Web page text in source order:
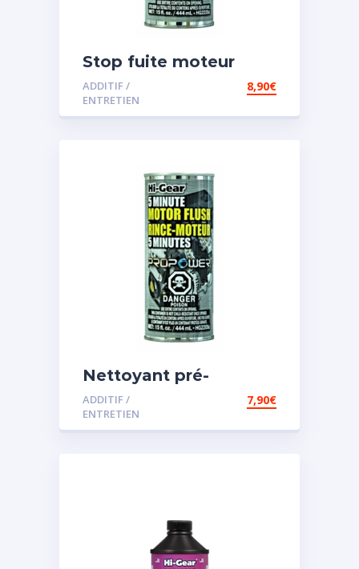
Stop fuite moteur
ADDITIF /
ENTRETIEN
8,90€
Nettoyant pré-
vidange
ADDITIF /
ENTRETIEN
7,90€